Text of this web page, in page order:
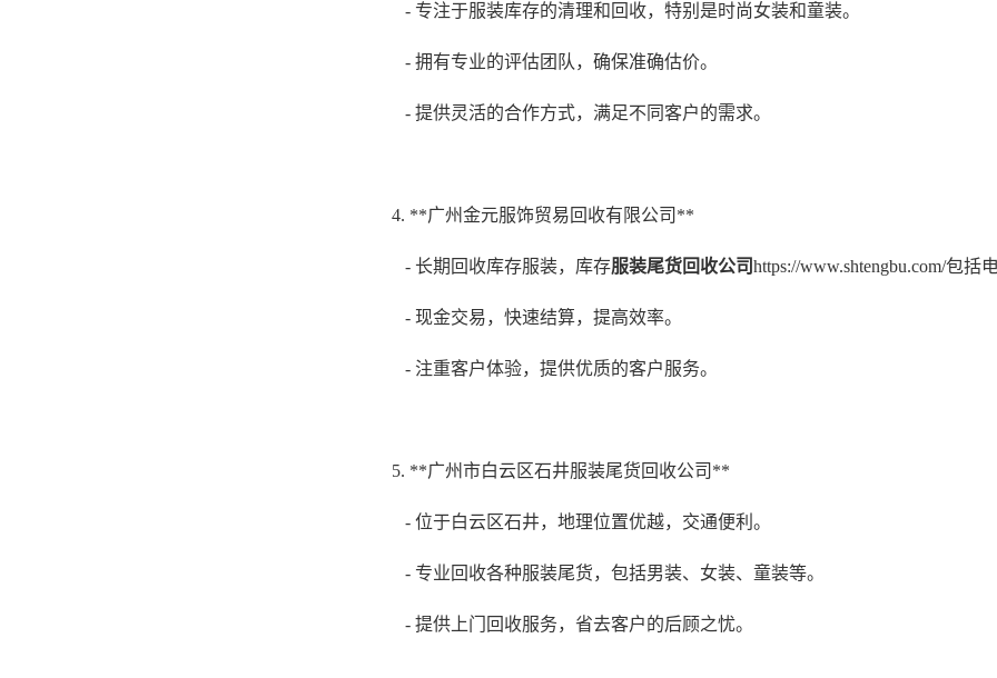
- 专注于服装库存的清理和回收，特别是时尚女装和童装。
- 拥有专业的评估团队，确保准确估价。
- 提供灵活的合作方式，满足不同客户的需求。
4. **广州金元服饰贸易回收有限公司**
- 长期回收库存服装，库存服装尾货回收公司https://www.shtengbu.com/包括
- 现金交易，快速结算，提高效率。
- 注重客户体验，提供优质的客户服务。
5. **广州市白云区石井服装尾货回收公司**
- 位于白云区石井，地理位置优越，交通便利。
- 专业回收各种服装尾货，包括男装、女装、童装等。
- 提供上门回收服务，省去客户的后顾之忧。